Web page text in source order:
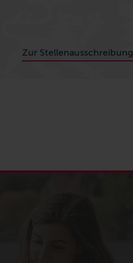
Zur Stellenausschreibung